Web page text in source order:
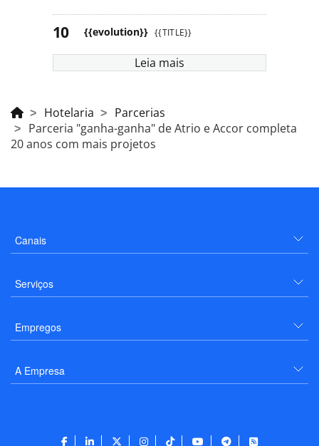
{{evolution}} {{TITLE}}
Leia mais
Hotelaria
Parcerias
Parceria "ganha-ganha" de Atrio e Accor completa
20 anos com mais projetos
Canais
Serviços
Empregos
A Empresa